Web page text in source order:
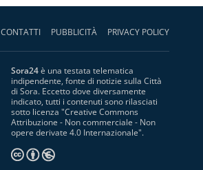
CONTATTI PUBBLICITÀ PRIVACY POLICY
Sora24è una testata telematica
indipendente, fonte di notizie sulla Città
di Sora. Eccetto dove diversamente
indicato, tutti i contenuti sono rilasciati
sotto licenza "Creative Commons
Attribuzione - Non commerciale - Non
opere derivate 4.0 Internazionale".